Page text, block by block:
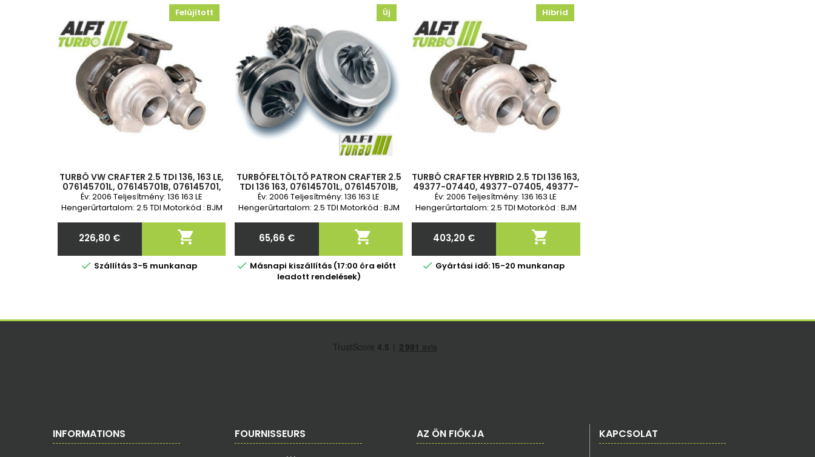
Felújított
TURBÓ VW CRAFTER 2.5 TDI 136, 163 LE,
076145701L, 076145701B, 076145701,
49377-07440, 49377-07405, 49377-
07403, 49377-07401, 493
Év: 2006 Teljesítmény: 136 163 LE
Hengerűrtartalom: 2.5 TDI Motorkód : BJM
Ár
226,80 € 
 Szállítás 3-5 munkanap
Új
TURBÓFELTÖLTŐ PATRON CRAFTER 2.5
TDI 136 163, 076145701L, 076145701B,
076145701E, 076145701H, 49377-
07440, 49377-07403, 49377-07
Év: 2006 Teljesítmény: 136 163 LE
Hengerűrtartalom: 2.5 TDI Motorkód : BJM
Ár
65,66 € 
 Másnapi kiszállítás (17:00 óra előtt
leadott rendelések)
Hibrid
TURBÓ CRAFTER HYBRID 2.5 TDI 136 163,
49377-07440, 49377-07405, 49377-
07404, 49377-07403, 49377-07403,
49377-07401, 076145701L,
Év: 2006 Teljesítmény: 136 163 LE
Hengerűrtartalom: 2.5 TDI Motorkód : BJM
Ár
403,20 € 
 Gyártási idő: 15-20 munkanap
INFORMATIONS FOURNISSEURS AZ ÖN FIÓKJA
KAPCSOLAT